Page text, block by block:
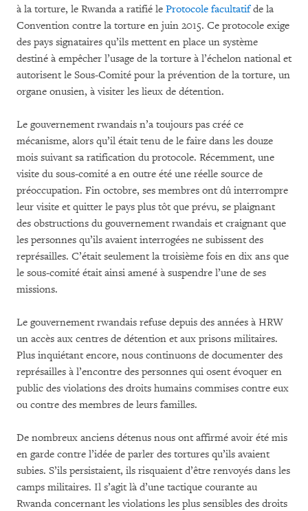
à la torture, le Rwanda a ratifié le Protocole facultatifde la
Convention contre la torture en juin 2015. Ce protocole exige
des pays signataires qu’ils mettent en place un système
destiné à empêcher l’usage de la torture à l’échelon national et
autorisent le Sous-Comité pour la prévention de la torture, un
organe onusien, à visiter les lieux de détention.
Le gouvernement rwandais n’a toujours pas créé ce
mécanisme, alors qu’il était tenu de le faire dans les douze
mois suivant sa ratification du protocole. Récemment, une
visite du sous-comité a en outre été une réelle source de
préoccupation. Fin octobre, ses membres ont dû interrompre
leur visite et quitter le pays plus tôt que prévu, se plaignant
des obstructions du gouvernement rwandais et craignant que
les personnes qu’ils avaient interrogées ne subissent des
représailles. C’était seulement la troisième fois en dix ans que
le sous-comité était ainsi amené à suspendre l’une de ses
missions.
Le gouvernement rwandais refuse depuis des années à HRW
un accès aux centres de détention et aux prisons militaires.
Plus inquiétant encore, nous continuons de documenter des
représailles à l’encontre des personnes qui osent évoquer en
public des violations des droits humains commises contre eux
ou contre des membres de leurs familles.
De nombreux anciens détenus nous ont affirmé avoir été mis
en garde contre l’idée de parler des tortures qu’ils avaient
subies. S’ils persistaient, ils risquaient d’être renvoyés dans les
camps militaires. Il s’agit là d’une tactique courante au
Rwanda concernant les violations les plus sensibles des droits